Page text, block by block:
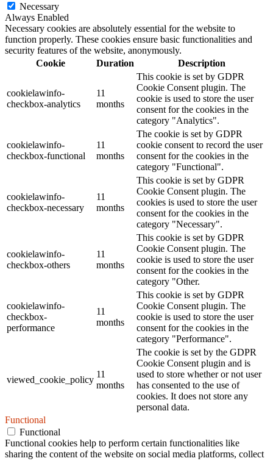
Necessary
Always Enabled
Necessary cookies are absolutely essential for the website to
function properly. These cookies ensure basic functionalities and
security features of the website, anonymously.
Cookie
Duration Description
cookielawinfo-
checkbox-analytics
11
months
This cookie is set by GDPR
Cookie Consent plugin. The
cookie is used to store the user
consent for the cookies in the
category "Analytics".
cookielawinfo-
checkbox-functional
11
months
The cookie is set by GDPR
cookie consent to record the user
consent for the cookies in the
category "Functional".
cookielawinfo-
checkbox-necessary
11
months
This cookie is set by GDPR
Cookie Consent plugin. The
cookies is used to store the user
consent for the cookies in the
category "Necessary".
cookielawinfo-
checkbox-others
11
months
This cookie is set by GDPR
Cookie Consent plugin. The
cookie is used to store the user
consent for the cookies in the
category "Other.
cookielawinfo-
checkbox-
performance
11
months
This cookie is set by GDPR
Cookie Consent plugin. The
cookie is used to store the user
consent for the cookies in the
category "Performance".
viewed_cookie_policy
11
months
The cookie is set by the GDPR
Cookie Consent plugin and is
used to store whether or not user
has consented to the use of
cookies. It does not store any
personal data.
Functional
Functional
Functional cookies help to perform certain functionalities like
sharing the content of the website on social media platforms, collect